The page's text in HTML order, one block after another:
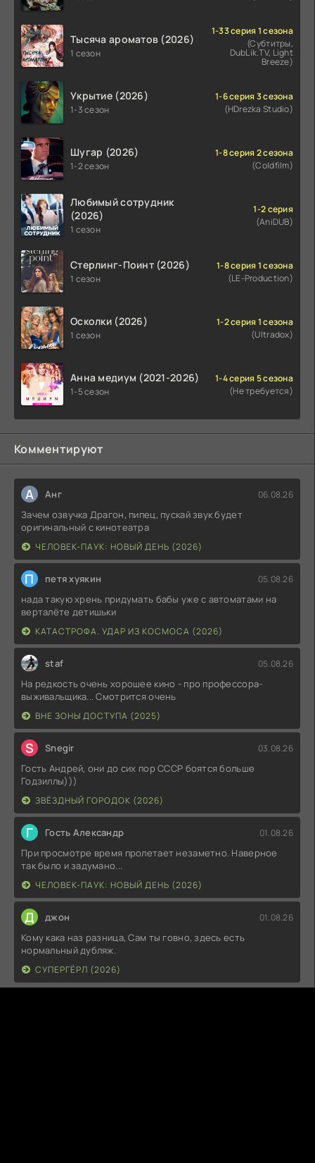
Тысяча ароматов (2026)
1 сезон
1-33 серия 1 сезона
(Субтитры,
DubLik.TV, Light
Breeze)
Укрытие (2026)
1-3 сезон
1-6 серия 3 сезона
(HDrezka Studio)
Шугар (2026)
1-2 сезон
1-8 серия 2 сезона
(Coldfilm)
Любимый сотрудник
(2026)
1 сезон
1-2 серия
(AniDUB)
Стерлинг-Поинт (2026)
1 сезон
1-8 серия 1 сезона
(LE-Production)
Осколки (2026)
1 сезон
1-2 серия 1 сезона
(Ultradox)
Анна медиум (2021-2026)
1-5 сезон
1-4 серия 5 сезона
(Не требуется)
Комментируют
А Анг 06.08.26
Зачем озвучка Драгон, пипец, пускай звук будет
оригинальный с кинотеатра
ЧЕЛОВЕК-ПАУК: НОВЫЙ ДЕНЬ (2026)
П петя хуякин 05.08.26
нада такую хрень придумать бабы уже с автоматами на
верталёте детишьки
КАТАСТРОФА. УДАР ИЗ КОСМОСА (2026)
staf 05.08.26
На редкость очень хорошее кино - про профессора-
выживальщика... Смотрится очень
ВНЕ ЗОНЫ ДОСТУПА (2025)
S Snegir 03.08.26
Гость Андрей, они до сих пор СССР боятся больше
Годзиллы)))
ЗВЁЗДНЫЙ ГОРОДОК (2026)
Г Гость Александр 01.08.26
При просмотре время пролетает незаметно. Наверное
так было и задумано...
ЧЕЛОВЕК-ПАУК: НОВЫЙ ДЕНЬ (2026)
Д джон 01.08.26
Кому кака наз разница, Сам ты говно, здесь есть
нормальный дубляж.
СУПЕРГЁРЛ (2026)